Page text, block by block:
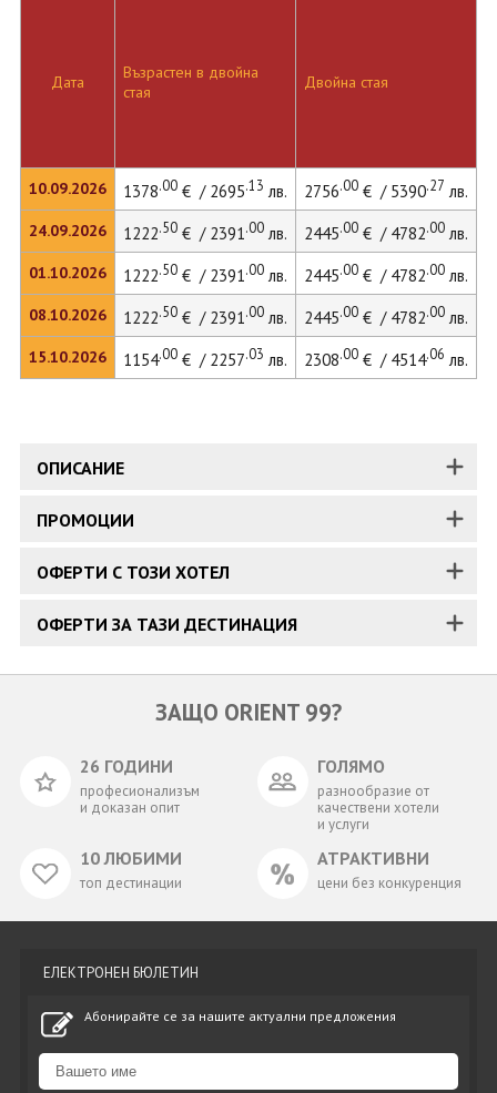
Дата
10.09.2026
24.09.2026
01.10.2026
08.10.2026
15.10.2026
Възрастен в двойна
стая
Двойна стая
1378.00€ / 2695.13 лв. 2756.00€ / 5390.27 лв.
1222.50€ / 2391.00лв. 2445.00€ / 4782.00лв.
1222.50€ / 2391.00лв. 2445.00€ / 4782.00лв.
1222.50€ / 2391.00лв. 2445.00€ / 4782.00лв.
1154.00€ / 2257.03 лв. 2308.00€ / 4514.06 лв.
ОПИСАНИЕ
ПРОМОЦИИ
ОФЕРТИ С ТОЗИ ХОТЕЛ
ОФЕРТИ ЗА ТАЗИ ДЕСТИНАЦИЯ
ЗАЩО ORIENT 99?
26 ГОДИНИ
професионализъм
и доказан опит
ГОЛЯМО
разнообразие от
качествени хотели
и услуги
10 ЛЮБИМИ
топ дестинации
АТРАКТИВНИ
цени без конкуренция
ЕЛЕКТРОНЕН БЮЛЕТИН
Абонирайте се за нашите актуални предложения